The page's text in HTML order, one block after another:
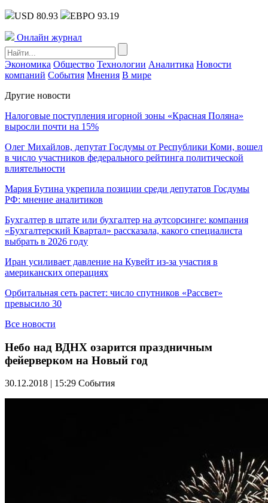
USD 80.93 ЕВРО 93.19
Онлайн журнал
Экономика Общество Технологии Аналитика Новости
компаний События Мнения В мире
Другие новости
Налоговые поступления игорной зоны «Красная Поляна»
выросли почти на 15%
Олег Михайлов, депутат Госдумы от Республики Коми, вошел
в число участников федерального рейтинга политической
влиятельности
Мария Бутина укрепила позиции среди депутатов Госдумы
РФ: мнение аналитиков
Бухгалтер в штате или бухгалтер на аутсорсинге: компания
«Бухгалтерский Квартал» рассказала, какого специалиста
выбрать в 2026 году
Иран усиливает давление на Кувейт из-за участия в
американских операциях
Орбитальная сеть растет: число спутников «Рассвет»
превысило 30
Все новости
Небо над ВДНХ озарится праздничным
фейерверком на Новый год
30.12.2018 | 15:29 События